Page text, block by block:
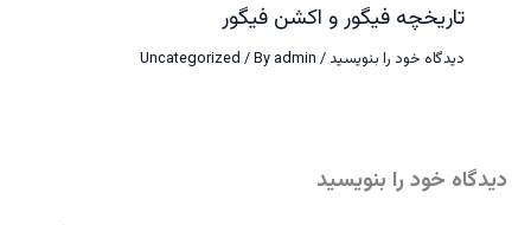
تاریخچه فیگور و اکشن فیگور
دیدگاه‌ خود را بنویسید /
Uncategorized / Byadmin
دیدگاه‌ خود را بنویسید